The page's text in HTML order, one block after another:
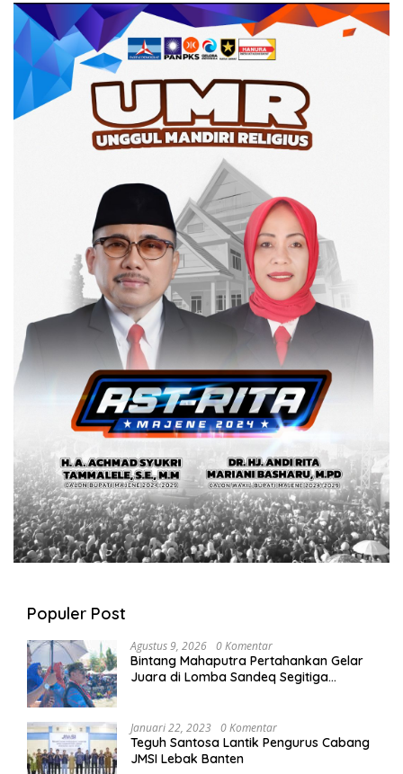
Populer Post
Agustus 9, 2026 0 Komentar
Bintang Mahaputra Pertahankan Gelar
Juara di Lomba Sandeq Segitiga
Januari 22, 2023 0 Komentar
Teguh Santosa Lantik Pengurus Cabang
JMSI Lebak Banten